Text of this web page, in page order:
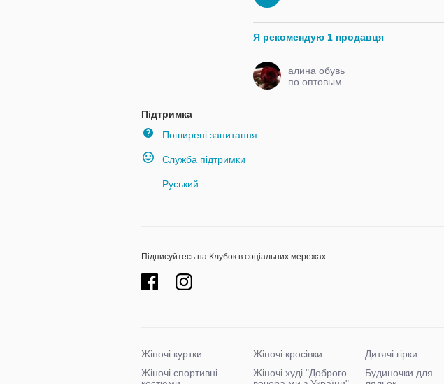
Я рекомендую 1 продавця
алина обувь
по оптовым
Підтримка
Поширені запитання
Служба підтримки
Руський
Підписуйтесь на Клубок в соціальних мережах
Жіночі куртки
Жіночі спортивні
Жіночі кросівки
Жіночі худі "Доброго
Дитячі гірки
Будиночки для